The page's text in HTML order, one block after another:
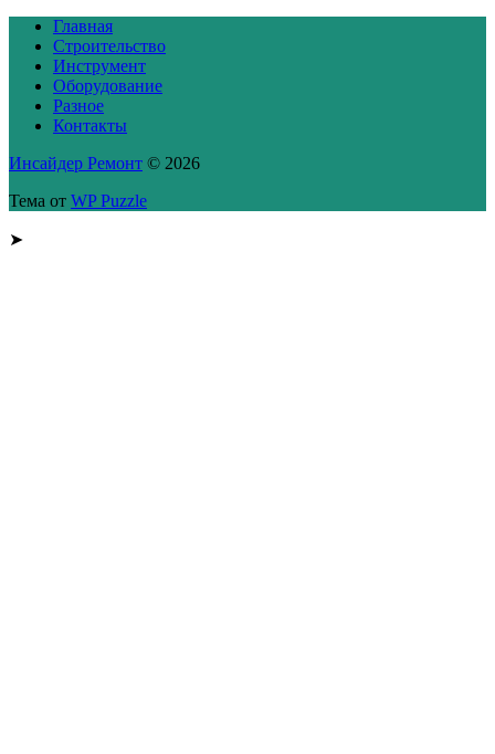
Главная
Строительство
Инструмент
Оборудование
Разное
Контакты
Инсайдер Ремонт © 2026
Тема от WP Puzzle
➤